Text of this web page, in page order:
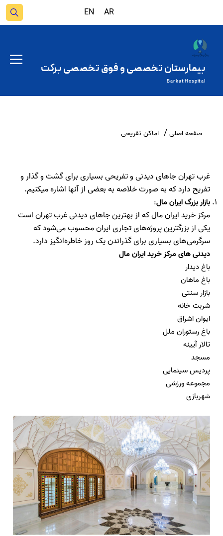
AR
EN
بیمارستان تخصصی و فوق تخصصی برکت
Barkat Hospital
صفحه اصلی اماکن تفریحی
غرب تهران جاهای دیدنی و تفریحی بسیاری برای گشت و گذار و
تفریح دارد که به صورت خلاصه به بعضی از آنها اشاره میکنیم.
بازار بزرگ ایران مال:
مرکز خرید ایران مال که از بهترین جاهای دیدنی غرب تهران است
یکی از بزرگترین پروژه‌های تجاری ایران محسوب می‌شود که
سرگرمی‌های بسیاری برای گذراندن یک روز خاطره‌انگیز دارد.
دیدنی های مرکز خرید ایران مال
باغ دیدار
باغ ماهان
بازار سنتی
شربت خانه
ایوان اشراق
باغ رستوران ملل
تالار آیینه
مسجد
پردیس سینمایی
مجموعه ورزشی
شهربازی